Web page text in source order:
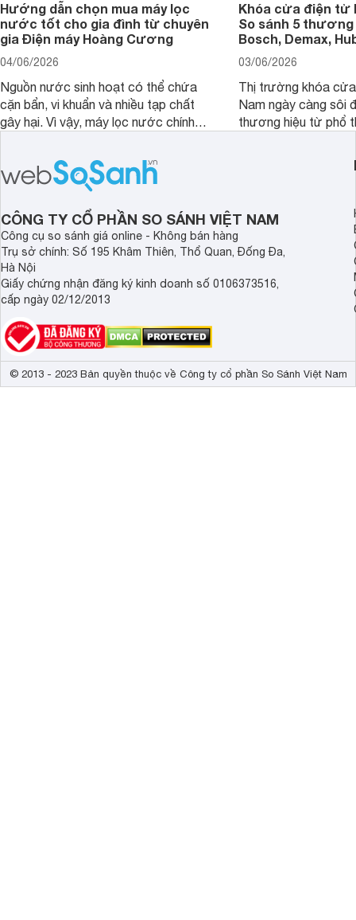
Hướng dẫn chọn mua máy lọc
nước tốt cho gia đình từ chuyên
gia Điện máy Hoàng Cương
04/06/2026
Nguồn nước sinh hoạt có thể chứa
cặn bẩn, vi khuẩn và nhiều tạp chất
gây hại. Vì vậy, máy lọc nước chính
sức khỏe và đảm bảo nguồn nước
sạch cho cả gia đình.
Khóa cửa điện tử
So sánh 5 thương
Bosch, Demax,
03/06/2026
Thị trường khóa
Nam ngày càng sôi
thương hiệu từ phổ
cửa điện tử hãng
sẽ so sánh 5
Demax, Hubert và
CÔNG TY CỔ PHẦN SO SÁNH VIỆT NAM
Công cụ so sánh giá online - Không bán hàng
Trụ sở chính: Số 195 Khâm Thiên, Thổ Quan, Đống Đa,
Hà Nội
Giấy chứng nhận đăng ký kinh doanh số 0106373516,
cấp ngày 02/12/2013
© 2013 - 2023 Bản quyền thuộc về Công ty cổ phần So Sánh Việt Nam